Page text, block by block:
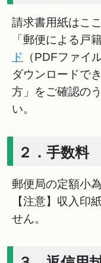
請求書用紙はこ
「郵便による戸
ド （PDFフ
ダウンロードで
方」をご確認の
い。
２．手数料
郵便局の定額小
【注意】収入印
せん。